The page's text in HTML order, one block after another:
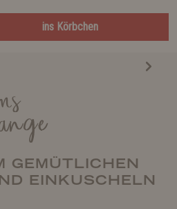
ins Körbchen
GEMÜTLICHEN
EINKUSCHELN